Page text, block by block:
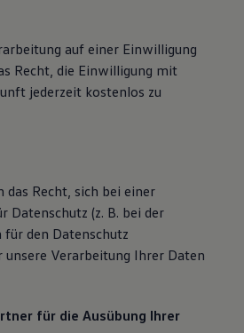
auf einer Einwilligung
Recht, die Einwilligung mit
jederzeit kostenlos zu
das Recht, sich bei einer
Datenschutz (z. B. bei der
den Datenschutz
unsere Verarbeitung Ihrer Daten
für die Ausübung Ihrer